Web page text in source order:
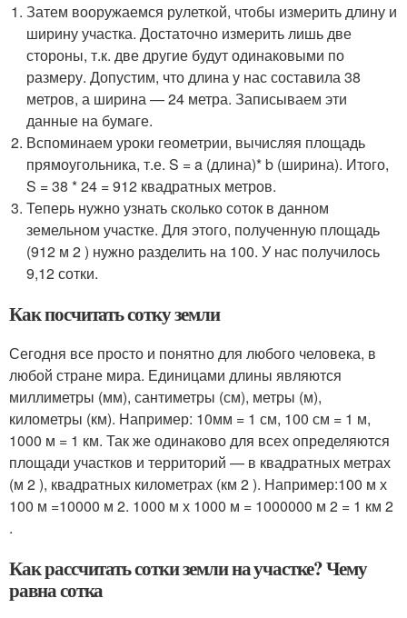
Затем вооружаемся рулеткой, чтобы измерить длину и
ширину участка. Достаточно измерить лишь две
стороны, т.к. две другие будут одинаковыми по
размеру. Допустим, что длина у нас составила 38
метров, а ширина — 24 метра. Записываем эти
данные на бумаге.
Вспоминаем уроки геометрии, вычисляя площадь
прямоугольника, т.е. S = a (длина)* b (ширина). Итого,
S = 38 * 24 = 912 квадратных метров.
Теперь нужно узнать сколько соток в данном
земельном участке. Для этого, полученную площадь
(912 м 2 ) нужно разделить на 100. У нас получилось
9,12 сотки.
Как посчитать сотку земли
Сегодня все просто и понятно для любого человека, в
любой стране мира. Единицами длины являются
миллиметры (мм), сантиметры (см), метры (м),
километры (км). Например: 10мм = 1 см, 100 см = 1 м,
1000 м = 1 км. Так же одинаково для всех определяются
площади участков и территорий — в квадратных метрах
(м 2 ), квадратных километрах (км 2 ). Например:100 м х
100 м =10000 м 2. 1000 м х 1000 м = 1000000 м 2 = 1 км 2
.
Как рассчитать сотки земли на участке? Чему
равна сотка